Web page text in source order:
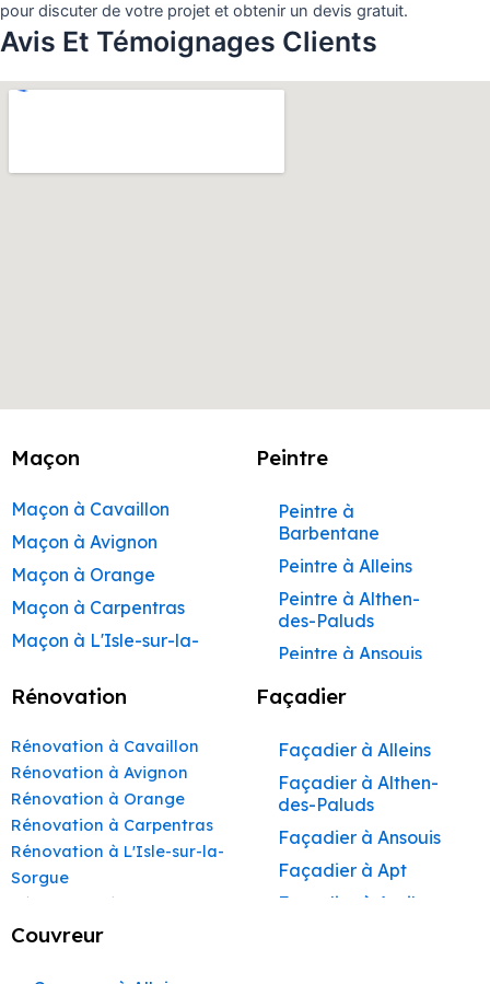
pour discuter de votre projet et obtenir un devis gratuit.
Avis Et Témoignages Clients
Maçon
Maçon à Cavaillon
Maçon à Avignon
Maçon à Orange
Maçon à Carpentras
Maçon à L'Isle-sur-la-
Maçon à Apt
Maçon à Pertuis
Maçon à Sorgues
Maçon à Le Pontet
Maçon à Vaison-la-
Romaine
Maçon à Bollène
Maçon à Monteux
Peintre
Peintre à
Barbentane
Peintre à Alleins
Peintre à Althen-
des-Paluds
Peintre à Ansouis
Peintre à Apt
Peintre à Aurons
Peintre à Avignon
Peintre à
Beaumettes
Peintre à Beaumont-
de-Pertuis
Rénovation
Rénovation à Cavaillon
Rénovation à Avignon
Rénovation à Orange
Rénovation à Carpentras
Rénovation à L'Isle-sur-la-
Sorgue
Rénovation à Apt
Rénovation à Pertuis
Façadier
Façadier à Alleins
Façadier à Althen-
des-Paluds
Façadier à Ansouis
Façadier à Apt
Façadier à Auribeau
Couvreur